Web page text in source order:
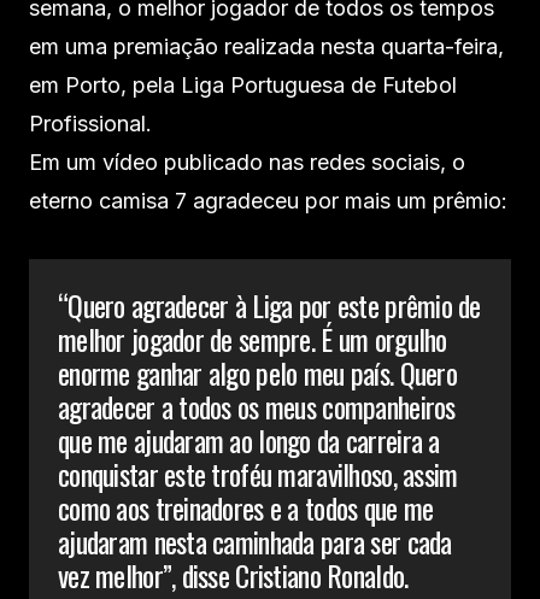
semana, o melhor jogador de todos os tempos
em uma premiação realizada nesta quarta-feira,
em Porto, pela Liga Portuguesa de Futebol
Profissional.
Em um vídeo publicado nas redes sociais, o
eterno camisa 7 agradeceu por mais um prêmio:
“Quero agradecer à Liga por este prêmio de
melhor jogador de sempre. É um orgulho
enorme ganhar algo pelo meu país. Quero
agradecer a todos os meus companheiros
que me ajudaram ao longo da carreira a
conquistar este troféu maravilhoso, assim
como aos treinadores e a todos que me
ajudaram nesta caminhada para ser cada
vez melhor”, disse Cristiano Ronaldo.